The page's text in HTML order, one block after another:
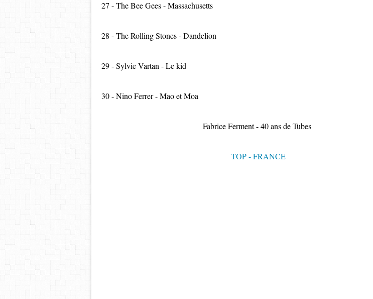
27 - The Bee Gees - Massachusetts
28 - The Rolling Stones - Dandelion
29 - Sylvie Vartan - Le kid
30 - Nino Ferrer - Mao et Moa
Fabrice Ferment - 40 ans de Tubes
TOP - FRANCE